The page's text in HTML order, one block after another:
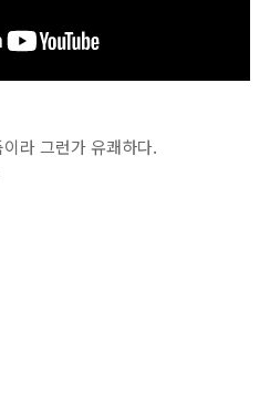
라 그런가 유쾌하다.